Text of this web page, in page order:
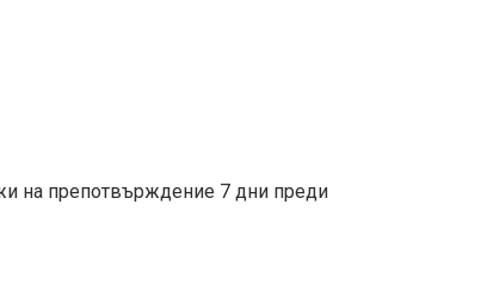
препотвърждение 7 дни преди